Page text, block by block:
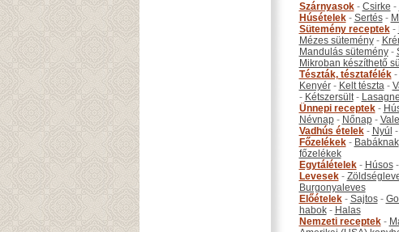
Szárnyasok- Csirke -
Húsételek- Sertés-
Sütemény receptek-
Mézes sütemény-
Mandulás sütemény-
Mikroban készíthető
Tészták, tésztafélék-
Kenyér- Kelt tészta-
- Kétszersült- Lasagne
Ünnepi receptek-
Névnap- Nőnap-
Vadhús ételek- Nyúl -
Főzelékek- Babáknak
főzelékek
Egytálételek- Húsos-
Levesek-
Burgonyaleves
Előételek- Sajtos-
habok- Halas
Nemzeti receptek-